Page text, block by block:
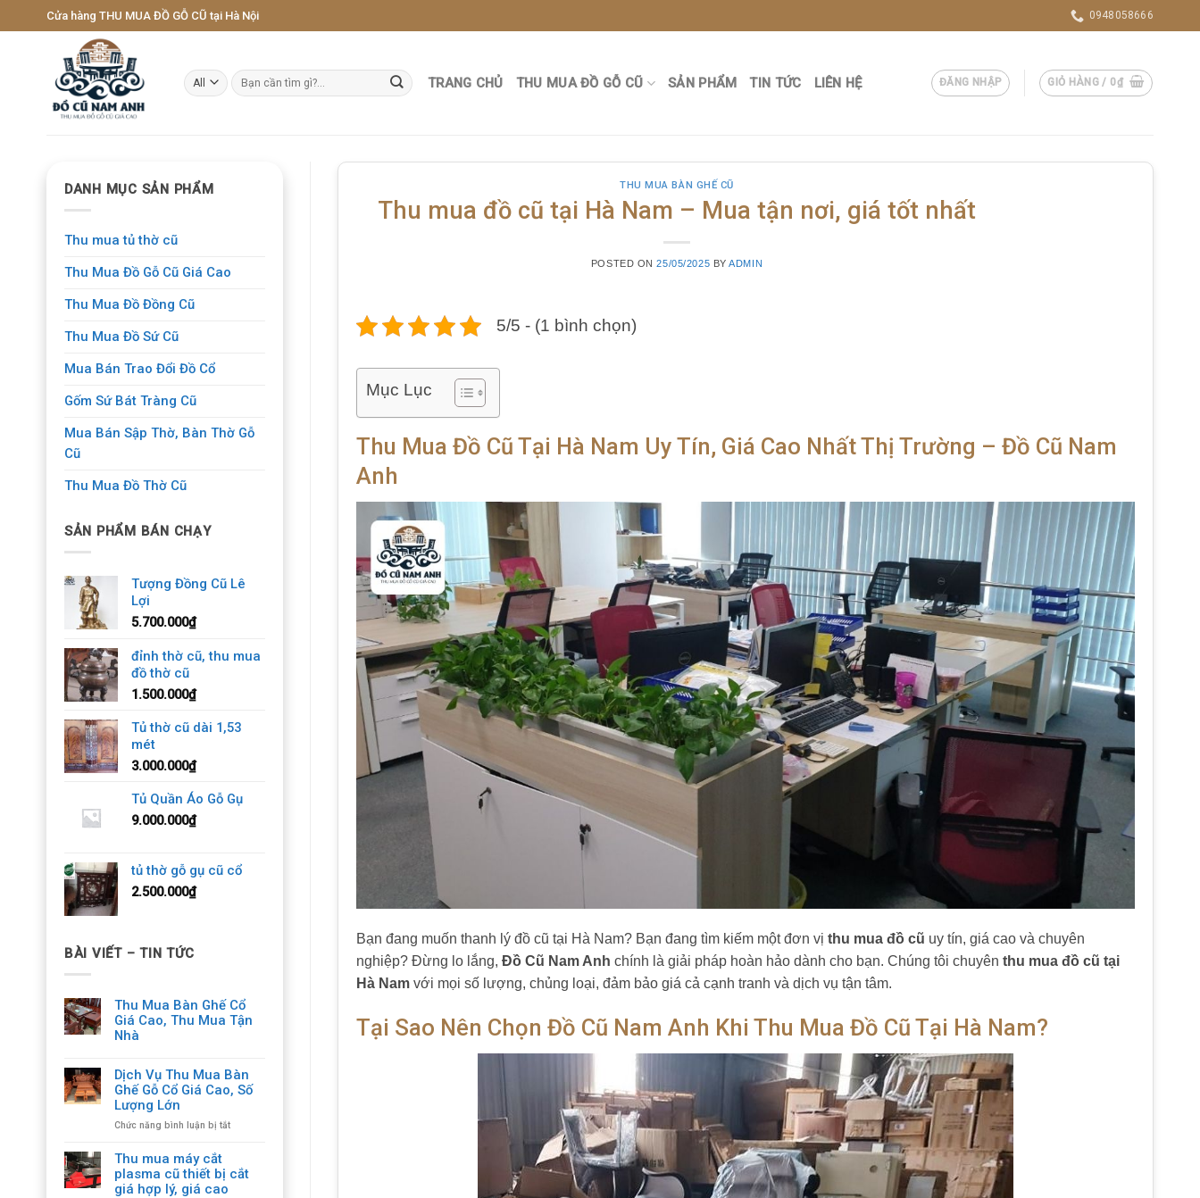
to
Cửa hàng THU MUA ĐỒ GỖ CŨ tại Hà Nội 0948058666
Tìm
kiếm:
TRANG CHỦ THU MUA ĐỒ GỖ CŨ SẢN PHẨM TIN TỨC LIÊN HỆ ĐĂNG NHẬP GIỎ HÀNG / 0₫
DANH MỤC SẢN PHẨM
Thu mua tủ thờ cũ
Thu Mua Đồ Gỗ Cũ Giá Cao
Thu Mua Đồ Đồng Cũ
Thu Mua Đồ Sứ Cũ
Mua Bán Trao Đổi Đồ Cổ
Gốm Sứ Bát Tràng Cũ
Mua Bán Sập Thờ, Bàn Thờ Gỗ
Cũ
Thu Mua Đồ Thờ Cũ
SẢN PHẨM BÁN CHẠY
Tượng Đồng Cũ Lê
Lợi
5.700.000₫
đỉnh thờ cũ, thu mua
đồ thờ cũ
1.500.000₫
Tủ thờ cũ dài 1,53
mét
3.000.000₫
Tủ Quần Áo Gỗ Gụ
9.000.000₫
tủ thờ gỗ gụ cũ cổ
2.500.000₫
BÀI VIẾT – TIN TỨC
Thu Mua Bàn Ghế Cổ
Giá Cao, Thu Mua Tận
Nhà
Dịch Vụ Thu Mua Bàn
Ghế Gỗ Cổ Giá Cao, Số
Lượng Lớn
Chức năng bình luận bị tắtở
Thu
Mua
Thu mua máy cắt
plasma cũ thiết bị cắt
giá hợp lý, giá cao
THU MUA BÀN GHẾ CŨ
Thu mua đồ cũ tại Hà Nam – Mua tận nơi, giá tốt nhất
POSTED ON25/05/2025 BYADMIN
5/5 - (1 bình chọn)
Mục Lục
Thu Mua Đồ Cũ Tại Hà Nam Uy Tín, Giá Cao Nhất Thị Trường – Đồ Cũ Nam
Anh
Bạn đang muốn thanh lý đồ cũ tại Hà Nam? Bạn đang tìm kiếm một đơn vị thu mua đồ cũ uy tín, giá cao và chuyên
nghiệp? Đừng lo lắng, Đồ Cũ Nam Anh chính là giải pháp hoàn hảo dành cho bạn. Chúng tôi chuyên thu mua đồ cũ tại
Hà Nam với mọi số lượng, chủng loại, đảm bảo giá cả cạnh tranh và dịch vụ tận tâm.
Tại Sao Nên Chọn Đồ Cũ Nam Anh Khi Thu Mua Đồ Cũ Tại Hà Nam?